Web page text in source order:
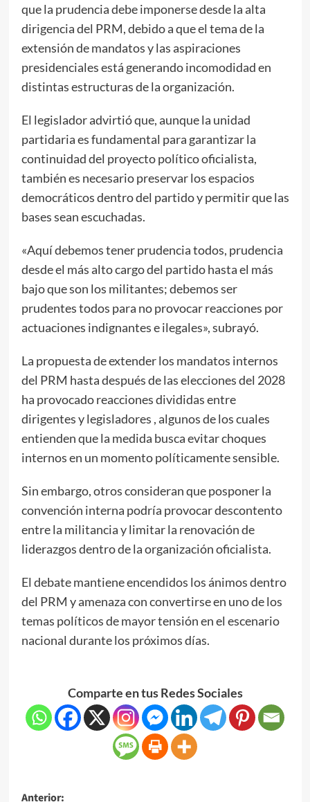
que la prudencia debe imponerse desde la alta
dirigencia del PRM, debido a que el tema de la
extensión de mandatos y las aspiraciones
presidenciales está generando incomodidad en
distintas estructuras de la organización.
El legislador advirtió que, aunque la unidad
partidaria es fundamental para garantizar la
continuidad del proyecto político oficialista,
también es necesario preservar los espacios
democráticos dentro del partido y permitir que las
bases sean escuchadas.
«Aquí debemos tener prudencia todos, prudencia
desde el más alto cargo del partido hasta el más
bajo que son los militantes; debemos ser
prudentes todos para no provocar reacciones por
actuaciones indignantes e ilegales», subrayó.
La propuesta de extender los mandatos internos
del PRM hasta después de las elecciones del 2028
ha provocado reacciones divididas entre
dirigentes y legisladores , algunos de los cuales
entienden que la medida busca evitar choques
internos en un momento políticamente sensible.
Sin embargo, otros consideran que posponer la
convención interna podría provocar descontento
entre la militancia y limitar la renovación de
liderazgos dentro de la organización oficialista.
El debate mantiene encendidos los ánimos dentro
del PRM y amenaza con convertirse en uno de los
temas políticos de mayor tensión en el escenario
nacional durante los próximos días.
Comparte en tus Redes Sociales
Anterior: